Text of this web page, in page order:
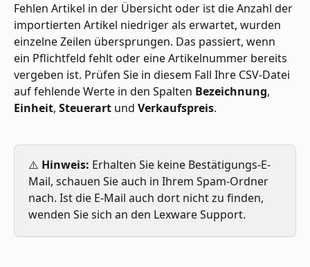
Fehlen Artikel in der Übersicht oder ist die Anzahl der
importierten Artikel niedriger als erwartet, wurden
einzelne Zeilen übersprungen. Das passiert, wenn
ein Pflichtfeld fehlt oder eine Artikelnummer bereits
vergeben ist. Prüfen Sie in diesem Fall Ihre CSV-Datei
auf fehlende Werte in den Spalten Bezeichnung,
Einheit, Steuerart und Verkaufspreis.
⚠️ Hinweis: Erhalten Sie keine Bestätigungs-E-
Mail, schauen Sie auch in Ihrem Spam-Ordner
nach. Ist die E-Mail auch dort nicht zu finden,
wenden Sie sich an den Lexware Support.